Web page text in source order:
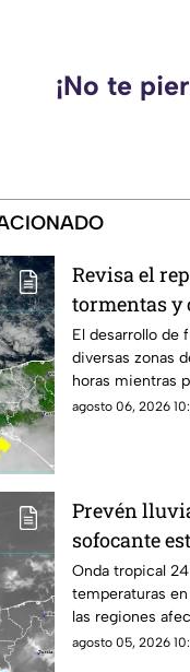
¡No te
Revisa el
tormentas y
El desarrollo de
diversas zonas
horas mientras
agosto 06, 2026
Prevén
sofocante
Onda tropical
temperaturas
las regiones
agosto 05, 2026